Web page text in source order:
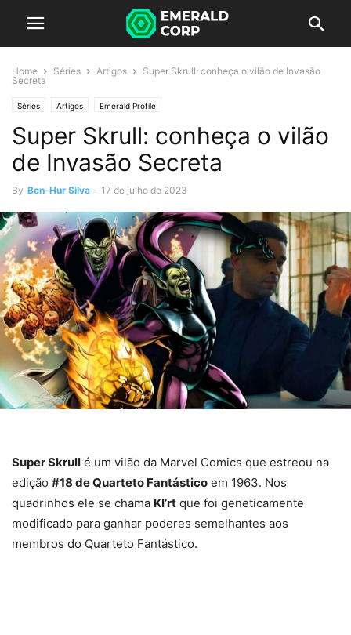
Home Séries Artigos
Super Skrull: conheça o vilão de Invasão
Secreta
Séries Artigos Emerald Profile
Super Skrull: conheça o vilão
de Invasão Secreta
By Ben-Hur Silva - 17 de julho de 2023
Super Skrull é um vilão da Marvel Comics que estreou na
edição #18 de Quarteto Fantástico em 1963. Nos
quadrinhos ele se chama Kl’rt que foi geneticamente
modificado para ganhar poderes semelhantes aos
membros do Quarteto Fantástico.